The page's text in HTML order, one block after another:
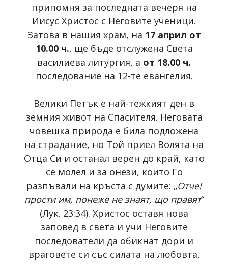
припомня за последната вечеря на
Иисус Христос с Неговите ученици.
Затова в нашия храм, на 17 април от
10.00 ч., ще бъде отслужена Света
василиева литургия, а от 18.00 ч.
последование на 12-те евангелия.
Велики Петък е най-тежкият ден в
земния живот на Спасителя. Неговата
човешка природа е била подложена
на страдание, но Той приел Волята на
Отца Си и останал верен до край, като
се молел и за онези, които Го
разпъвали на кръста с думите: „Отче!
прости им, понеже не знаят, що правят“
(Лук. 23:34). Христос оставя нова
заповед в света и учи Неговите
последователи да обикнат дори и
враговете си със силата на любовта,